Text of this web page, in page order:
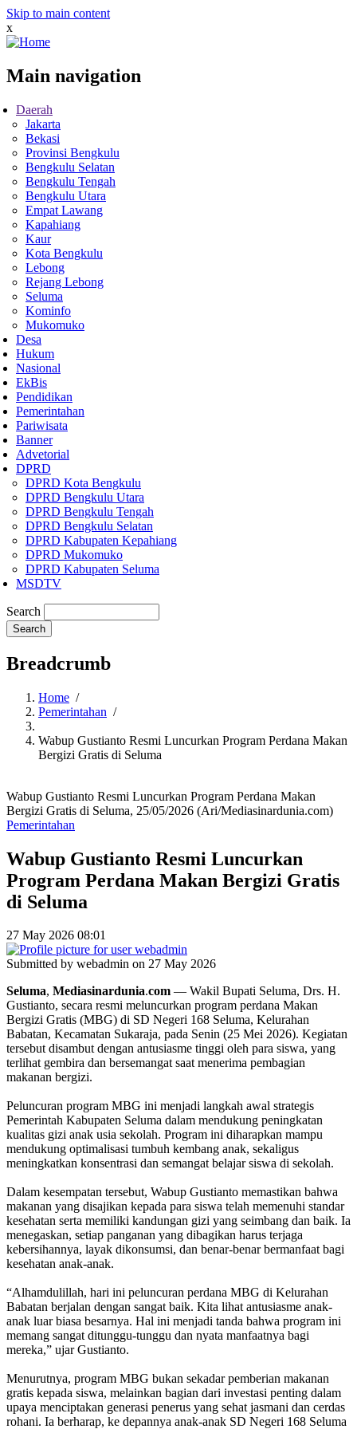
Skip to main content
x
Main navigation
Daerah
Jakarta
Bekasi
Provinsi Bengkulu
Bengkulu Selatan
Bengkulu Tengah
Bengkulu Utara
Empat Lawang
Kapahiang
Kaur
Kota Bengkulu
Lebong
Rejang Lebong
Seluma
Kominfo
Mukomuko
Desa
Hukum
Nasional
EkBis
Pendidikan
Pemerintahan
Pariwisata
Banner
Advetorial
DPRD
DPRD Kota Bengkulu
DPRD Bengkulu Utara
DPRD Bengkulu Tengah
DPRD Bengkulu Selatan
DPRD Kabupaten Kepahiang
DPRD Mukomuko
DPRD Kabupaten Seluma
MSDTV
Search
Breadcrumb
Home /
Pemerintahan /
Wabup Gustianto Resmi Luncurkan Program Perdana Makan
Bergizi Gratis di Seluma
Wabup Gustianto Resmi Luncurkan Program Perdana Makan
Bergizi Gratis di Seluma, 25/05/2026 (Ari/Mediasinardunia.com)
Pemerintahan
Wabup Gustianto Resmi Luncurkan
Program Perdana Makan Bergizi Gratis
di Seluma
27 May 2026 08:01
Submitted by webadmin on 27 May 2026
Seluma, Mediasinardunia.com — Wakil Bupati Seluma, Drs. H.
Gustianto, secara resmi meluncurkan program perdana Makan
Bergizi Gratis (MBG) di SD Negeri 168 Seluma, Kelurahan
Babatan, Kecamatan Sukaraja, pada Senin (25 Mei 2026). Kegiatan
tersebut disambut dengan antusiasme tinggi oleh para siswa, yang
terlihat gembira dan bersemangat saat menerima pembagian
makanan bergizi.
Peluncuran program MBG ini menjadi langkah awal strategis
Pemerintah Kabupaten Seluma dalam mendukung peningkatan
kualitas gizi anak usia sekolah. Program ini diharapkan mampu
mendukung optimalisasi tumbuh kembang anak, sekaligus
meningkatkan konsentrasi dan semangat belajar siswa di sekolah.
Dalam kesempatan tersebut, Wabup Gustianto memastikan bahwa
makanan yang disajikan kepada para siswa telah memenuhi standar
kesehatan serta memiliki kandungan gizi yang seimbang dan baik. Ia
menegaskan, setiap panganan yang dibagikan harus terjaga
kebersihannya, layak dikonsumsi, dan benar-benar bermanfaat bagi
kesehatan anak-anak.
“Alhamdulillah, hari ini peluncuran perdana MBG di Kelurahan
Babatan berjalan dengan sangat baik. Kita lihat antusiasme anak-
anak luar biasa besarnya. Hal ini menjadi tanda bahwa program ini
memang sangat ditunggu-tunggu dan nyata manfaatnya bagi
mereka,” ujar Gustianto.
Menurutnya, program MBG bukan sekadar pemberian makanan
gratis kepada siswa, melainkan bagian dari investasi penting dalam
upaya menciptakan generasi penerus yang sehat jasmani dan cerdas
rohani. Ia berharap, ke depannya anak-anak SD Negeri 168 Seluma